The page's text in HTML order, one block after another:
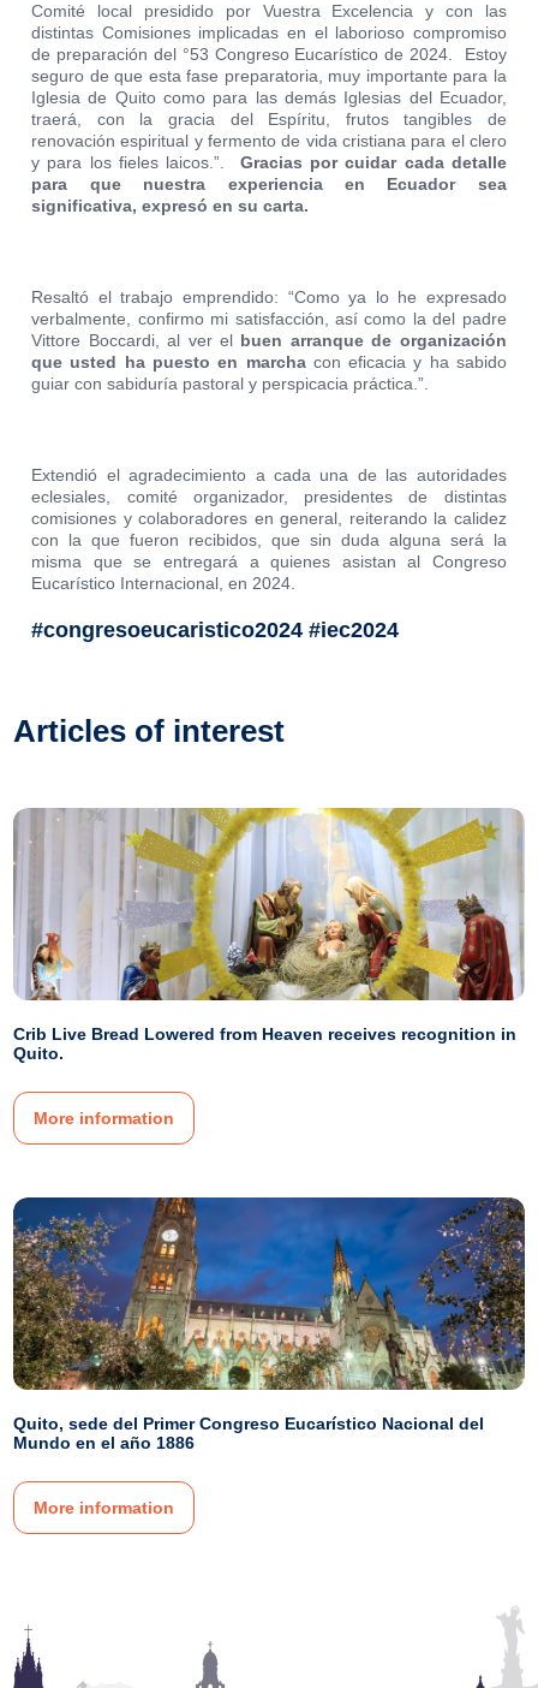
Comité local presidido por Vuestra Excelencia y con las
distintas Comisiones implicadas en el laborioso compromiso
de preparación del °53 Congreso Eucarístico de 2024. Estoy
seguro de que esta fase preparatoria, muy importante para la
Iglesia de Quito como para las demás Iglesias del Ecuador,
traerá, con la gracia del Espíritu, frutos tangibles de
renovación espiritual y fermento de vida cristiana para el clero
y para los fieles laicos.”. Gracias por cuidar cada detalle
para que nuestra experiencia en Ecuador sea
significativa, expresó en su carta.
Resaltó el trabajo emprendido: “Como ya lo he expresado
verbalmente, confirmo mi satisfacción, así como la del padre
Vittore Boccardi, al ver el buen arranque de organización
que usted ha puesto en marchacon eficacia y ha sabido
guiar con sabiduría pastoral y perspicacia práctica.”.
Extendió el agradecimiento a cada una de las autoridades
eclesiales, comité organizador, presidentes de distintas
comisiones y colaboradores en general, reiterando la calidez
con la que fueron recibidos, que sin duda alguna será la
misma que se entregará a quienes asistan al Congreso
Eucarístico Internacional, en 2024.
#congresoeucaristico2024 #iec2024
Articles of interest
Crib Live Bread Lowered from Heaven receives recognition in
Quito.
More information
Quito, sede del Primer Congreso Eucarístico Nacional del
Mundo en el año 1886
More information